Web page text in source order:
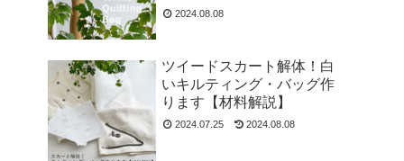
2024.08.08
ツイードスカート解体！白
いキルティング・バッグ作
ります【材料解説】
2024.07.25 2024.08.08